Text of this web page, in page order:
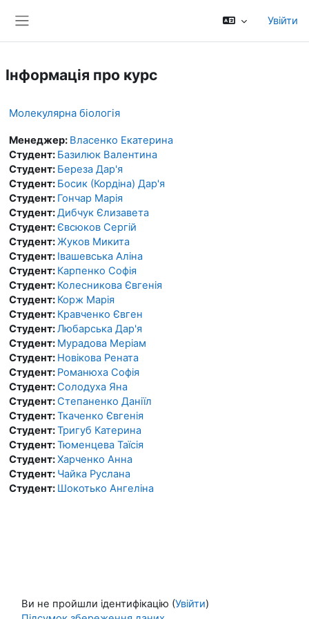
Увійти
Інформація про курс
Молекулярна біологія
Менеджер: Власенко Екатерина
Студент: Базилюк Валентина
Студент: Береза Дар'я
Студент: Босик (Кордіна) Дар'я
Студент: Гончар Марія
Студент:Дибчук Єлизавета
Студент:Євсюков Сергій
Студент:Жуков Микита
Студент: Івашевська Аліна
Студент: Карпенко Софія
Студент: Колесникова Євгенія
Студент: Корж Марія
Студент: Кравченко Євген
Студент:Любарська Дар'я
Студент: Мурадова Меріам
Студент: Новікова Рената
Студент: Романюха Софія
Студент:Солодуха Яна
Студент:Степаненко Даніїл
Студент:Ткаченко Євгенія
Студент:Тригуб Катерина
Студент:Тюменцева Таїсія
Студент:Харченко Анна
Студент: Чайка Руслана
Студент: Шокотько Ангеліна
Ви не пройшли ідентифікацію (Увійти)